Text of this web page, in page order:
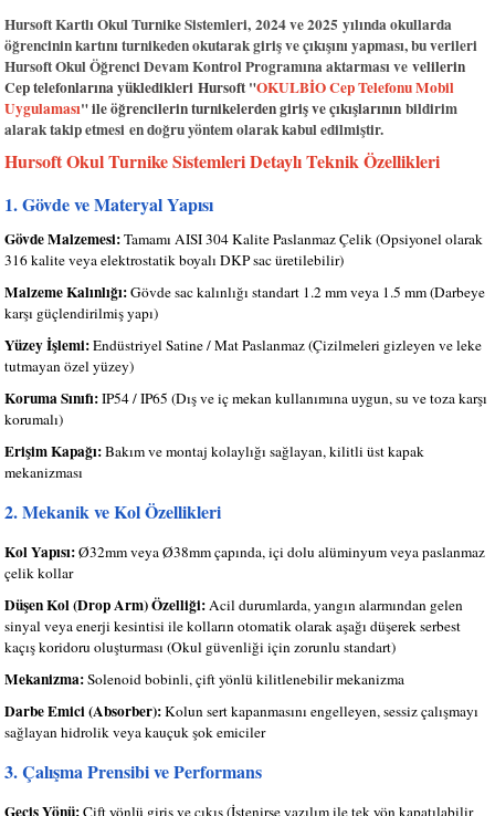
Hursoft Kartlı Okul Turnike Sistemleri, 2024 ve 2025 yılında okullarda
öğrencinin kartını turnikeden okutarak giriş ve çıkışını yapması, bu verileri
Hursoft Okul Öğrenci Devam Kontrol Programına aktarması ve velilerin
Cep telefonlarına yükledikleri Hursoft "OKULBİO Cep Telefonu Mobil
Uygulaması" ile öğrencilerin turnikelerden giriş ve çıkışlarının bildirim
alarak takip etmesi en doğru yöntem olarak kabul edilmiştir.
Hursoft Okul Turnike Sistemleri Detaylı Teknik Özellikleri
1. Gövde ve Materyal Yapısı
Gövde Malzemesi:Tamamı AISI 304 Kalite Paslanmaz Çelik (Opsiyonel olarak
316 kalite veya elektrostatik boyalı DKP sac üretilebilir)
Malzeme Kalınlığı:Gövde sac kalınlığı standart 1.2 mm veya 1.5 mm (Darbeye
karşı güçlendirilmiş yapı)
Yüzey İşlemi:Endüstriyel Satine / Mat Paslanmaz (Çizilmeleri gizleyen ve leke
tutmayan özel yüzey)
Koruma Sınıfı:IP54 / IP65 (Dış ve iç mekan kullanımına uygun, su ve toza karşı
korumalı)
Erişim Kapağı:Bakım ve montaj kolaylığı sağlayan, kilitli üst kapak
mekanizması
2. Mekanik ve Kol Özellikleri
Kol Yapısı:Ø32mm veya Ø38mm çapında, içi dolu alüminyum veya paslanmaz
çelik kollar
Düşen Kol (Drop Arm) Özelliği:Acil durumlarda, yangın alarmından gelen
sinyal veya enerji kesintisi ile kolların otomatik olarak aşağı düşerek serbest
kaçış koridoru oluşturması (Okul güvenliği için zorunlu standart)
Mekanizma:Solenoid bobinli, çift yönlü kilitlenebilir mekanizma
Darbe Emici (Absorber):Kolun sert kapanmasını engelleyen, sessiz çalışmayı
sağlayan hidrolik veya kauçuk şok emiciler
3. Çalışma Prensibi ve Performans
Geçiş Yönü:Çift yönlü giriş ve çıkış (İstenirse yazılım ile tek yön kapatılabilir